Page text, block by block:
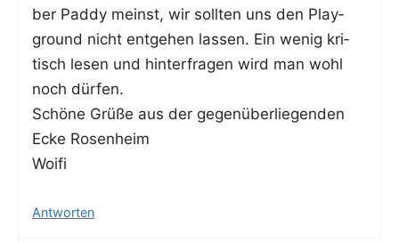
ber Pad­dy meinst, wir soll­ten uns den Play­
ground nicht ent­ge­hen las­sen. Ein wenig kri­
tisch lesen und hin­ter­fra­gen wird man wohl
noch dürfen.
Schö­ne Grü­ße aus der gegen­über­lie­gen­den
Ecke Rosenheim
Woifi
Antworten